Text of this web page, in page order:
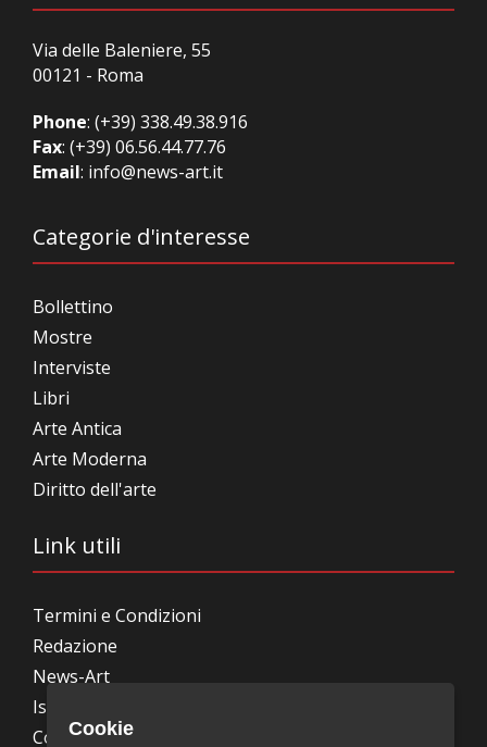
Via delle Baleniere, 55
00121 - Roma
Phone: (+39) 338.49.38.916
Fax: (+39) 06.56.44.77.76
Email: info@news-art.it
Categorie d'interesse
Bollettino
Mostre
Interviste
Libri
Arte Antica
Arte Moderna
Diritto dell'arte
Link utili
Termini e Condizioni
Redazione
News-Art
Iscrizione alla newsletter
Collabora con noi
Cookie